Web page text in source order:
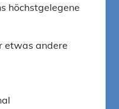
höchstgelegene
etwas andere